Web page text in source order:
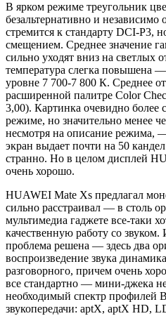
В ярком режиме треугольник
безальтернативно и независимо
стремится к стандарту DCI-P3,
смещением. Среднее значение
сильно уходят вниз на светлых
температура слегка повышена
уровне 7 700-7 800 К. Среднее
расширенной палитре Color
3,00). Картинка очевидно более
режиме, но значительно менее
несмотря на описание режима,
экран выдает почти на 50
странно. Но в целом дисплей
очень хорошо.
HUAWEI Mate Xs предлагал
сильно расстраивал — в столь
мультимедиа гаджете все-таки
качественную работу со
проблема решена — здесь два
воспроизведение звука
разговорного, причем очень
все стандартно — мини-джека
необходимый спектр профилей
звукопередачи: aptX, aptX HD,